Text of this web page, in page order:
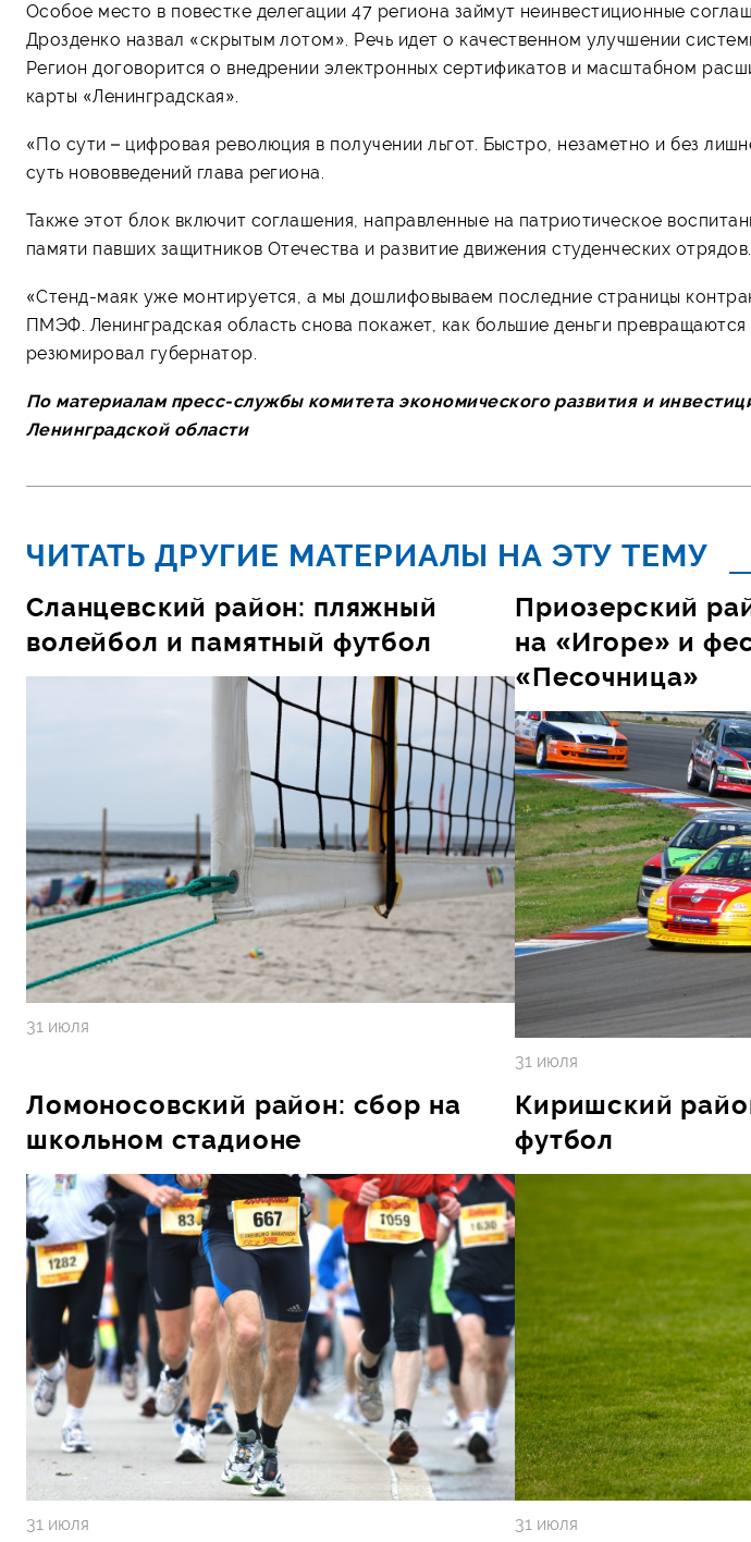
Особое место в повестке делегации 47 региона займут неинвестиционные
Дрозденко назвал «скрытым лотом». Речь идет о качественном улучшении
Регион договорится о внедрении электронных сертификатов и масштабном
карты «Ленинградская».
«По сути – цифровая революция в получении льгот. Быстро, незаметно и без
суть нововведений глава региона.
Также этот блок включит соглашения, направленные на патриотическое
памяти павших защитников Отечества и развитие движения студенческих отрядов.
«Стенд-маяк уже монтируется, а мы дошлифовываем последние страницы
ПМЭФ. Ленинградская область снова покажет, как большие деньги
резюмировал губернатор.
По материалам пресс-службы комитета экономического развития и
Ленинградской области
ЧИТАТЬ ДРУГИЕ МАТЕРИАЛЫ НА ЭТУ ТЕМУ
Сланцевский район: пляжный
волейбол и памятный футбол
31 июля
Приозерский
на «Игоре» и
«Песочница»
31 июля
Ломоносовский район: сбор на
школьном стадионе
31 июля
Киришский
футбол
31 июля